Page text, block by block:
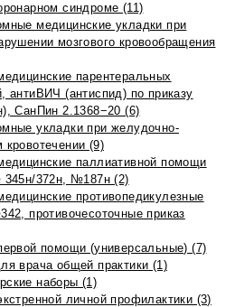
синдроме (11)
медицинские укладки при
мозгового кровообращения
парентеральных
антиВИЧ (антиспид) по приказу
СанПин 2.1368−20 (6)
укладки при желудочно-
кровотечении (9)
паллиативной помощи
345н/372н, №187н (2)
противопедикулезные
противочесоточные приказ
помощи (универсальные) (7)
врача общей практики (1)
наборы (1)
личной профилактики (3)